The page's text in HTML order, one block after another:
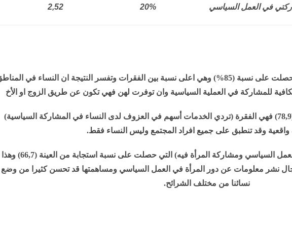
2,52 20% في العمل السياسي
نلاحظ من النتائج أعلاه ان الفقرة التي حصلت على نسبة (85%) وهي اعلى نسبة بين الفقرات وتفسر النتيجة ان النساء في
للمشاركة في العملية السياسية وان توفرت لهن فهي تكون عن طريق الزوج او الأخ
اما الفقرة التي حصلت على النتيجة (78,9) فهي الفقرة (تردي الخدمات أسهم في العزوف لدى النساء في المشاركة السياسية)
واقعية وقد تنطبق على جميع افراد المجتمع وليس النساء فقط.
اما الفقرة (لا املك معلومات كافية بالعمل السياسي ومشاركة المرأة فيه) التي حصلت على نسبة استجابة من العينة (66,7) وهذا
نشر معلومات عن دور المرأة في العمل السياسي ومساهمتها قد تحسن كثيرا من وضع
نسائنا من مختلف الشرائح.